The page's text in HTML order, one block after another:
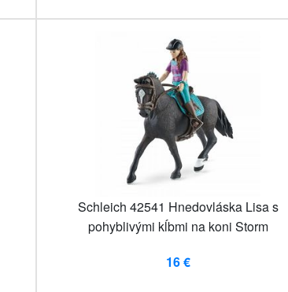
Schleich 42541 Hnedovláska Lisa s
pohyblivými kĺbmi na koni Storm
16 €